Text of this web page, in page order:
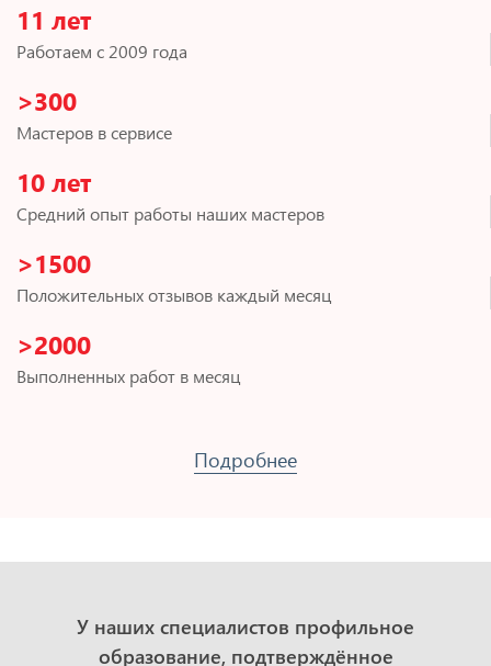
11 лет
Работаем с 2009 года
>300
Мастеров в сервисе
10 лет
Средний опыт работы наших мастеров
>1500
Положительных отзывов каждый месяц
>2000
Выполненных работ в месяц
Подробнее
У наших специалистов профильное
образование, подтверждённое